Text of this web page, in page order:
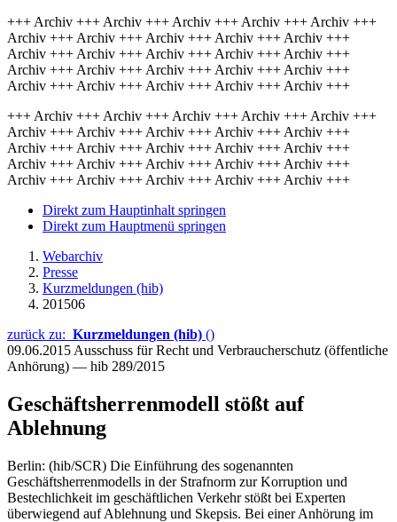
+++ Archiv +++ Archiv +++ Archiv +++ Archiv +++ Archiv +++
Archiv +++ Archiv +++ Archiv +++ Archiv +++ Archiv +++
Archiv +++ Archiv +++ Archiv +++ Archiv +++ Archiv +++
Archiv +++ Archiv +++ Archiv +++ Archiv +++ Archiv +++
Archiv +++ Archiv +++ Archiv +++ Archiv +++ Archiv +++
+++ Archiv +++ Archiv +++ Archiv +++ Archiv +++ Archiv +++
Archiv +++ Archiv +++ Archiv +++ Archiv +++ Archiv +++
Archiv +++ Archiv +++ Archiv +++ Archiv +++ Archiv +++
Archiv +++ Archiv +++ Archiv +++ Archiv +++ Archiv +++
Archiv +++ Archiv +++ Archiv +++ Archiv +++ Archiv +++
Direkt zum Hauptinhalt springen
Direkt zum Hauptmenü springen
Webarchiv
Presse
Kurzmeldungen (hib)
201506
zurück zu: Kurzmeldungen (hib) ()
09.06.2015 Ausschuss für Recht und Verbraucherschutz (öffentliche
Anhörung) — hib 289/2015
Geschäftsherrenmodell stößt auf
Ablehnung
Berlin: (hib/SCR) Die Einführung des sogenannten
Geschäftsherrenmodells in der Strafnorm zur Korruption und
Bestechlichkeit im geschäftlichen Verkehr stößt bei Experten
überwiegend auf Ablehnung und Skepsis. Bei einer Anhörung im